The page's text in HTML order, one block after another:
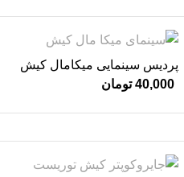
پردیس سینمایی میکامال کیش
40,000 تومان